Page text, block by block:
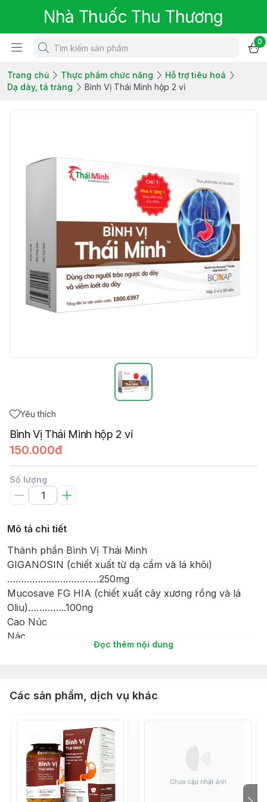
Nhà Thuốc Thu Thương
0
Trang chủ Thực phẩm chức năng
Hỗ trợ tiêu hoá
Dạ dày, tá tràng
Bình Vị Thái Minh hộp 2 vỉ
Yêu thích
Bình Vị Thái Minh hộp 2 vỉ
150.000đ
Số lượng
Mô tả chi tiết
Thành phần Bình Vị Thái Minh
GIGANOSIN (chiết xuất từ dạ cẩm và lá khôi)
……………………………250mg
Mucosave FG HIA (chiết xuất cây xương rồng và lá
Oliu)…………..100ng
Cao Núc
Kẽm
Công dụng Bình Vị Thái Minh:
Hỗ trợ giảm acid dịch vị, giúp bảo vệ niêm mạc dạ dày
Hỗ trợ cải thiện và giảm thiểu các biểu hiện của viêm
loét dạ dày
Đọc thêm nội dung
Các sản phẩm, dịch vụ khác